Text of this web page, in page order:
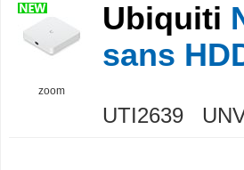
zoom
Ubiquiti
sans
UTI2639